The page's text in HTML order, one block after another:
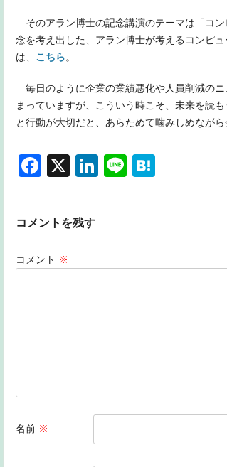
そのアラン博士の記念講演のテーマは「コ
念を考え出した、アラン博士が考えるコンピ
は、 こちら。
毎日のように企業の業績悪化や人員削減の
まっていますが、こういう時こそ、未来を読
と行動が大切だと、あらためて噛みしめながら
F
e
b
X
Li
Li
コメントを残す
コメント ※
名前 ※